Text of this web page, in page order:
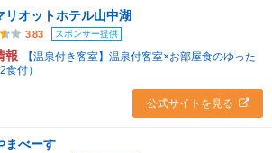
リオットホテル山中湖
3.83 スポンサー提供
報
【温泉付き客室】温泉付客室×お部屋食のゆった
食付）
公式サイトを見る
まべーす